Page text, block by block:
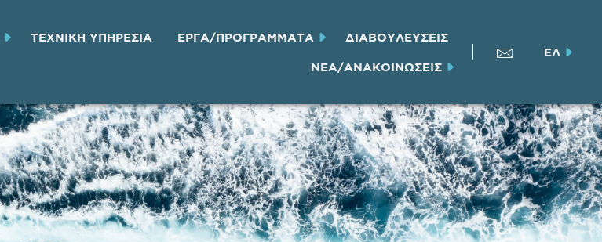
ΤΕΧΝΙΚH ΥΠΗΡΕΣΙA ΕΡΓΑ/ΠΡΟΓΡΑΜΜΑΤΑ ΔΙΑΒΟΥΛΕΥΣΕΙΣ
ΝΕΑ/ΑΝΑΚΟΙΝΩΣΕΙΣ
ΕΛ